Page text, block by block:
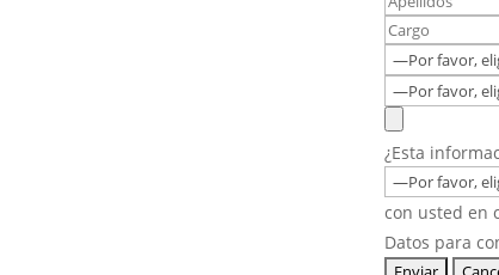
¿Esta
con usted en
Datos para